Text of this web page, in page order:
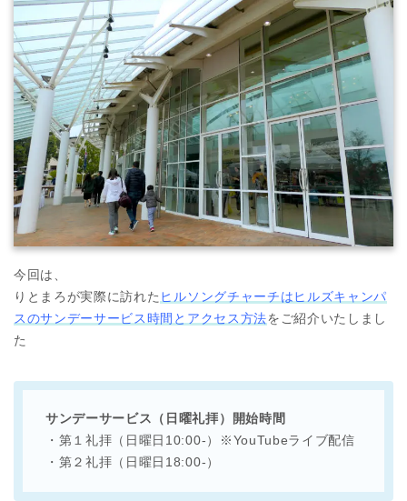
今回は、
りとまろが実際に訪れた ヒルソングチャーチはヒルズキャンパ
スのサンデーサービス時間とアクセス方法をご紹介いたしまし
た
サンデーサービス（日曜礼拝）開始時間
・第１礼拝（日曜日10:00-）※YouTubeライブ配信
・第２礼拝（日曜日18:00-）